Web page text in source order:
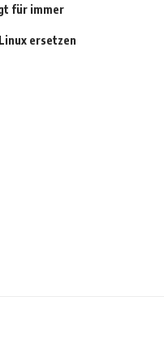
für immer
ersetzen